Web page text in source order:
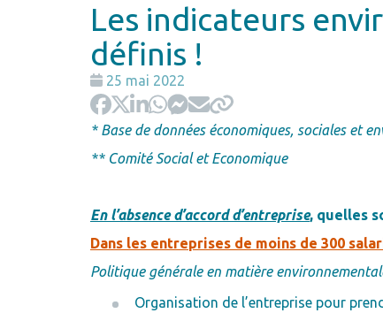
Les indicateurs
définis !
Date
:
25 mai 2022
* Base de données économiques, sociales et
** Comité Social et Economique
En l’absence d’accord d’entreprise, quelles
Dans les entreprises de moins de 300
Politique générale en matière
Organisation de l’entreprise pour